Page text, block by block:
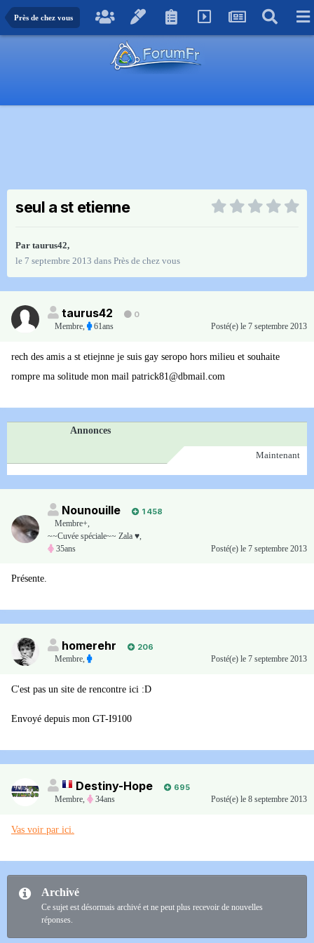
Près de chez vous
seul a st etienne
Par taurus42,
le 7 septembre 2013 dans Près de chez vous
taurus42
0
Membre, 61ans Posté(e) le 7 septembre 2013
rech des amis a st etiejnne je suis gay seropo hors milieu et souhaite
rompre ma solitude mon mail patrick81@dbmail.com
Annonces
Maintenant
Nounouille
1 458
Membre+,
~~Cuvée spéciale~~ Zala ♥,
35ans
Posté(e) le 7 septembre 2013
Présente.
homerehr
206
Membre, Posté(e) le 7 septembre 2013
C'est pas un site de rencontre ici :D
Envoyé depuis mon GT-I9100
Destiny-Hope
695
Membre, 34ans Posté(e) le 8 septembre 2013
Vas voir par ici.
Archivé
Ce sujet est désormais archivé et ne peut plus recevoir de nouvelles
réponses.